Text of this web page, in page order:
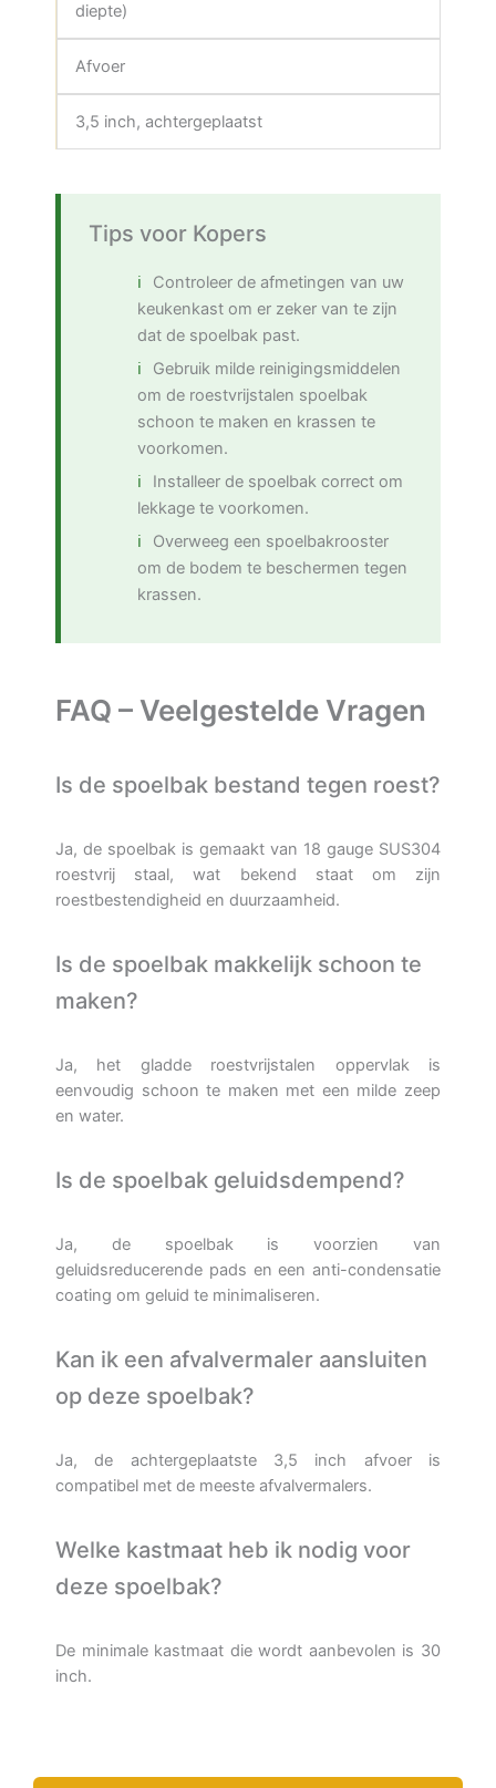
diepte)
Afvoer
3,5 inch, achtergeplaatst
Tips voor Kopers
Controleer de afmetingen van uw
keukenkast om er zeker van te zijn
dat de spoelbak past.
Gebruik milde reinigingsmiddelen
om de roestvrijstalen spoelbak
schoon te maken en krassen te
voorkomen.
Installeer de spoelbak correct om
lekkage te voorkomen.
Overweeg een spoelbakrooster
om de bodem te beschermen tegen
krassen.
FAQ – Veelgestelde Vragen
Is de spoelbak bestand tegen roest?
Ja, de spoelbak is gemaakt van 18 gauge SUS304
roestvrij staal, wat bekend staat om zijn
roestbestendigheid en duurzaamheid.
Is de spoelbak makkelijk schoon te
maken?
Ja, het gladde roestvrijstalen oppervlak is
eenvoudig schoon te maken met een milde zeep
en water.
Is de spoelbak geluidsdempend?
Ja, de spoelbak is voorzien van
geluidsreducerende pads en een anti-condensatie
coating om geluid te minimaliseren.
Kan ik een afvalvermaler aansluiten
op deze spoelbak?
Ja, de achtergeplaatste 3,5 inch afvoer is
compatibel met de meeste afvalvermalers.
Welke kastmaat heb ik nodig voor
deze spoelbak?
De minimale kastmaat die wordt aanbevolen is 30
inch.